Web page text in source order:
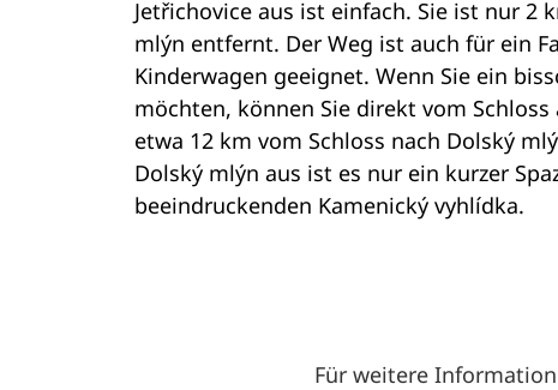
Jetřichovice aus ist einfach. Sie ist nur 2
mlýn entfernt. Der Weg ist auch für ein
Kinderwagen geeignet. Wenn Sie ein
möchten, können Sie direkt vom Schloss
etwa 12 km vom Schloss nach Dolský
Dolský mlýn aus ist es nur ein kurzer
beeindruckenden Kamenický vyhlídka.
Für weitere